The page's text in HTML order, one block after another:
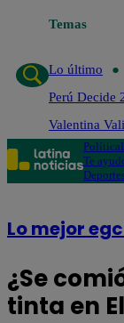
Temas
Lo último
Perú Decide
Valentina
Política
Te
Lo mejor
¿Se
tinta en